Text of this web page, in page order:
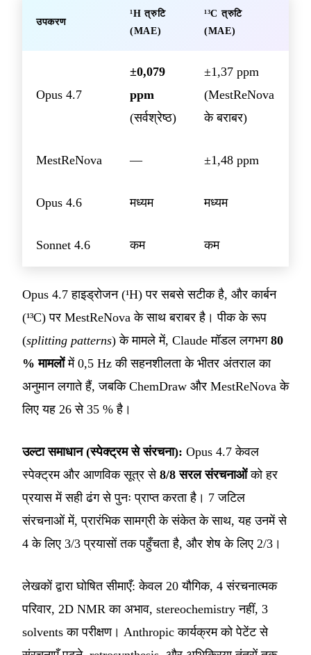
उपकरण
¹H त्रुटि
(MAE)
¹³C त्रुटि
(MAE)
Opus 4.7
±0,079
ppm
(सर्वश्रेष्ठ)
±1,37 ppm
(MestReNova
के बराबर)
MestReNova — ±1,48 ppm
Opus 4.6 मध्यम मध्यम
Sonnet 4.6 कम कम
Opus 4.7 हाइड्रोजन (¹H) पर सबसे सटीक है, और कार्बन
(¹³C) पर MestReNova के साथ बराबर है। पीक के रूप
(splitting patterns) के मामले में, Claude मॉडल लगभग 80
% मामलोंमें 0,5 Hz की सहनशीलता के भीतर अंतराल का
अनुमान लगाते हैं, जबकि ChemDraw और MestReNova के
लिए यह 26 से 35 % है।
उल्टा समाधान (स्पेक्ट्रम से संरचना): Opus 4.7 केवल
स्पेक्ट्रम और आणविक सूत्र से 8/8 सरल संरचनाओंको हर
प्रयास में सही ढंग से पुनः प्राप्त करता है। 7 जटिल
संरचनाओं में, प्रारंभिक सामग्री के संकेत के साथ, यह उनमें से
4 के लिए 3/3 प्रयासों तक पहुँचता है, और शेष के लिए 2/3।
लेखकों द्वारा घोषित सीमाएँ: केवल 20 यौगिक, 4 संरचनात्मक
परिवार, 2D NMR का अभाव, stereochemistry नहीं, 3
solvents का परीक्षण। Anthropic कार्यक्रम को पेटेंट से